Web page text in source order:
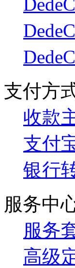
支付方
收款
支付
银行
服务中
服务
高级